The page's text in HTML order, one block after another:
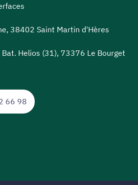
66 98
38402 Saint Martin d'Hères
Bat. Helios (31), 73376 Le Bourget